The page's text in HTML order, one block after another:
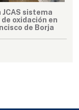
sistema
oxidación en
de Borja